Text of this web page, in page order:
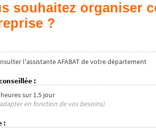
souhaitez organiser
?
l'assistante AFABAT de votre département
:
sur 1.5 jour
en fonction de vos besoins)
: